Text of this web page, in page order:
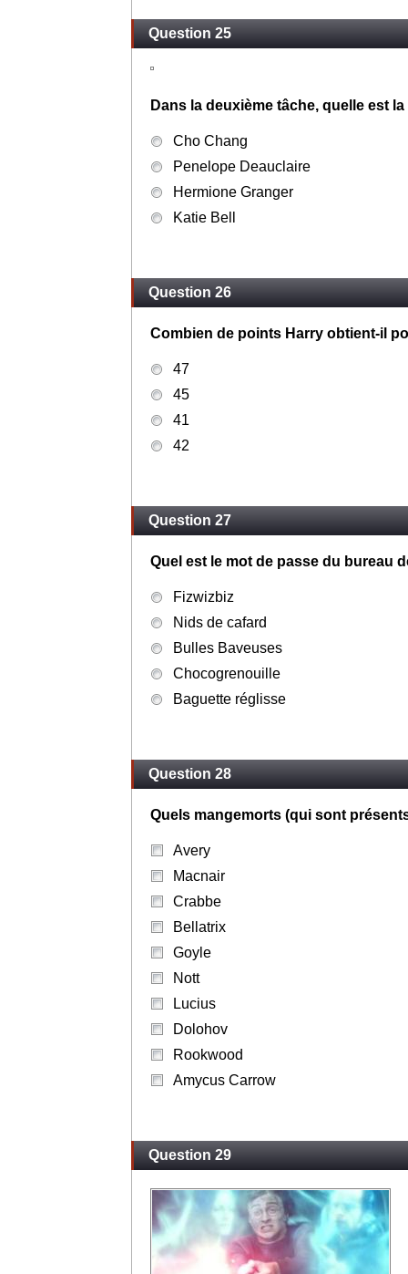
Question 25
Dans la deuxième tâche, quelle est
Cho Chang
Penelope Deauclaire
Hermione Granger
Katie Bell
Question 26
Combien de points Harry obtient-il
47
45
41
42
Question 27
Quel est le mot de passe du bureau
Fizwizbiz
Nids de cafard
Bulles Baveuses
Chocogrenouille
Baguette réglisse
Question 28
Quels mangemorts (qui sont
Avery
Macnair
Crabbe
Bellatrix
Goyle
Nott
Lucius
Dolohov
Rookwood
Amycus Carrow
Question 29